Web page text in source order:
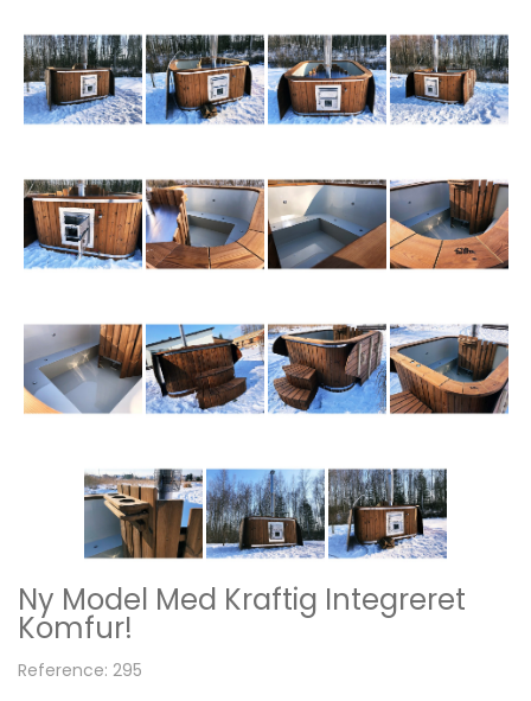
Ny Model Med Kraftig Integreret
Komfur!
Reference: 295